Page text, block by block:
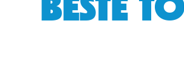
BESTE